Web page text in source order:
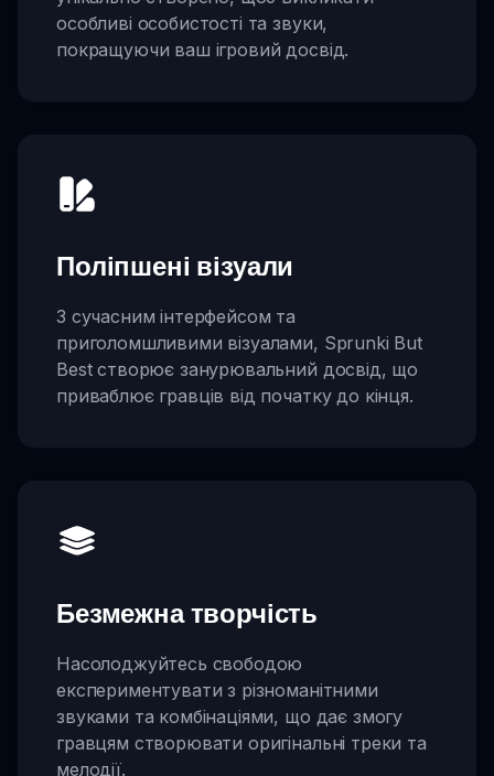
особливі особистості та звуки,
покращуючи ваш ігровий досвід.
Поліпшені візуали
З сучасним інтерфейсом та
приголомшливими візуалами, Sprunki But
Best створює занурювальний досвід, що
приваблює гравців від початку до кінця.
Безмежна творчість
Насолоджуйтесь свободою
експериментувати з різноманітними
звуками та комбінаціями, що дає змогу
гравцям створювати оригінальні треки та
мелодії.